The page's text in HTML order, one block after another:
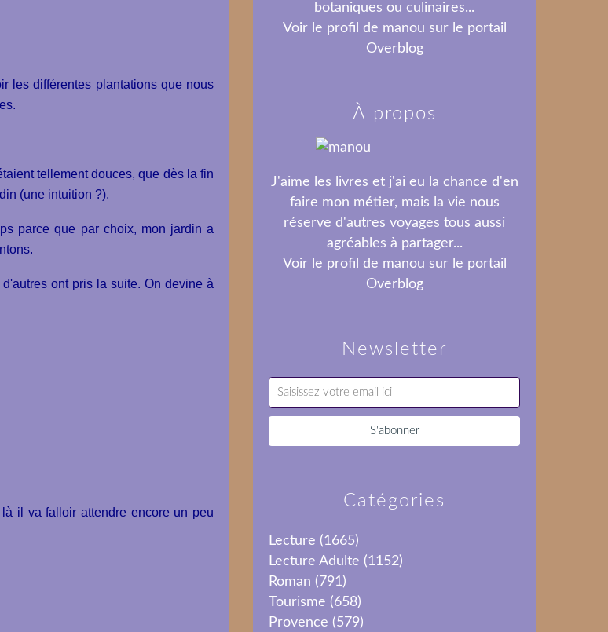
les différentes plantations que nous
tellement douces, que dès la fin
(une intuition ?).
parce que par choix, mon jardin a
ont pris la suite. On devine à
il va falloir attendre encore un peu
Newsletter
Catégories
Lecture (1665)
Lecture Adulte (1152)
Roman (791)
Tourisme (658)
Provence (579)
botaniques ou culinaires...
Voir le profil de manou sur le portail
Overblog
À propos
J'aime les livres et j'ai eu la chance d'en
faire mon métier, mais la vie nous
réserve d'autres voyages tous aussi
agréables à partager...
Voir le profil de manou sur le portail
Overblog